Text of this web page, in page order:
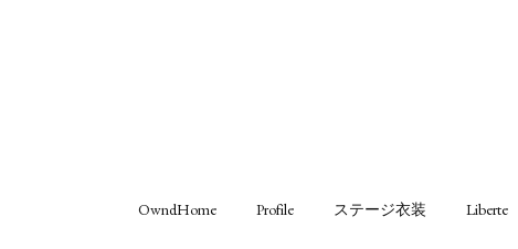
OwndHome Profile ステージ衣装 Liberte